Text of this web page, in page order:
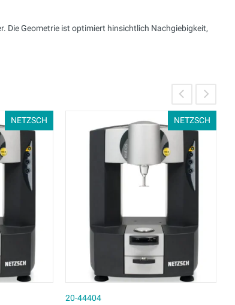
Die Geometrie ist optimiert hinsichtlich Nachgiebigkeit,
NETZSCH NETZSCH
20-44404